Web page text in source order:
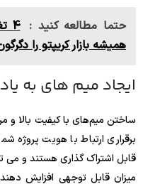
حتما مطالعه کنید :
همیشه بازار کریپتو را
ایجاد میم های به
ساختن میم‌های با کیفیت بالا و
برقراری ارتباط با هویت
قابل اشتراک گذاری هستند و می
میزان قابل توجهی افزایش